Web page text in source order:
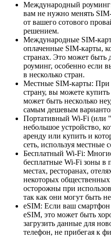
Международный роуминг:
вам не нужно менять
от вашего сотового
решением.
Международные SIM-
оплаченные SIM-карты,
странах. Это может
роуминг, особенно если
в несколько стран.
Местные SIM-карты:
страну, вы можете
может быть несколько
самым дешевым
Портативный Wi-Fi (или
небольшое устройство,
аренду или купить и
сеть, используя местные
Бесплатный Wi-Fi:
бесплатные Wi-Fi зоны в
местах, ресторанах,
некоторых общественных
осторожны при
так как они могут быть
eSIM: Если ваш
eSIM, это может быть
загрузить данные для
телефон, не прибегая к